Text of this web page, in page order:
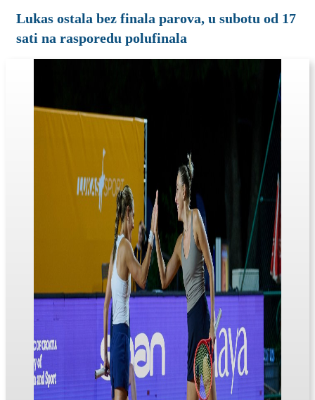
Lukas ostala bez finala parova, u subotu od 17
sati na rasporedu polufinala